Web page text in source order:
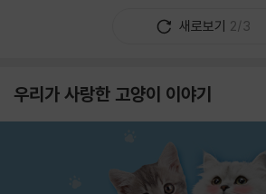
새로보기 2/3
우리가 사랑한 고양이 이야기